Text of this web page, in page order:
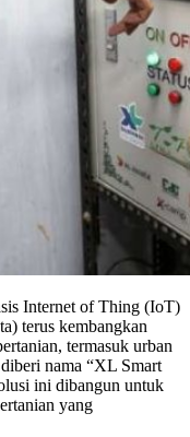
Internet of Thing (IoT)
terus kembangkan
termasuk urban
nama “XL Smart
ini dibangun untuk
yang